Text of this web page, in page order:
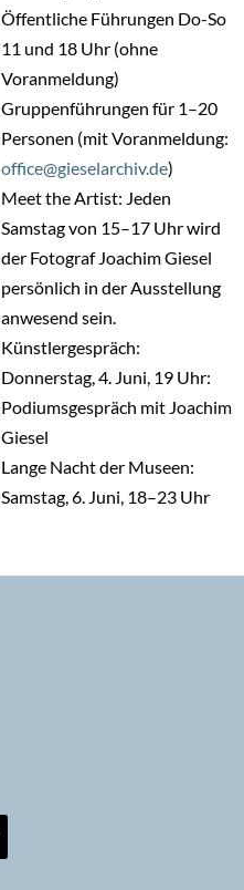
Öffentliche Führungen Do-So
11 und 18 Uhr (ohne
Voranmeldung)
Gruppenführungen für 1–20
Personen (mit Voranmeldung:
office@gieselarchiv.de)
Meet the Artist: Jeden
Samstag von 15–17 Uhr wird
der Fotograf Joachim Giesel
persönlich in der Ausstellung
anwesend sein.
Künstlergespräch:
Donnerstag, 4. Juni, 19 Uhr:
Podiumsgespräch mit Joachim
Giesel
Lange Nacht der Museen:
Samstag, 6. Juni, 18–23 Uhr